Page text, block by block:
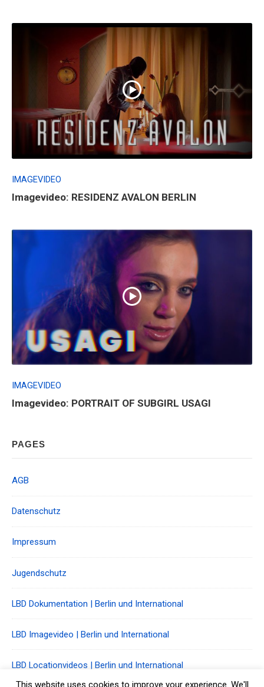
IMAGEVIDEO
Imagevideo: RESIDENZ AVALON BERLIN
IMAGEVIDEO
Imagevideo: PORTRAIT OF SUBGIRL USAGI
Footer
Widget
Area
PAGES
AGB
Datenschutz
Impressum
Jugendschutz
LBD Dokumentation | Berlin und International
LBD Imagevideo | Berlin und International
LBD Locationvideos | Berlin und International
This website uses cookies to improve your experience. We'll